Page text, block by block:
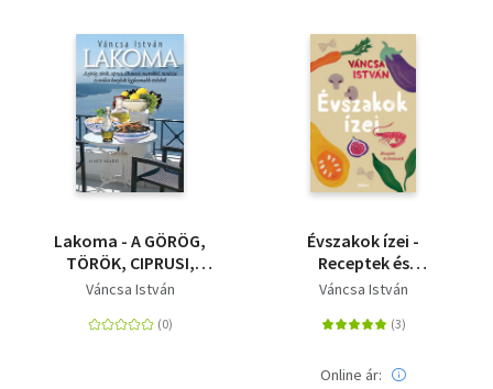
Lakoma - A GÖRÖG,
TÖRÖK, CIPRUSI,
LIBANONI, MAROKKÓI,
KONYHÁK
Váncsa István
Évszakok ízei -
Receptek és
történetek
Váncsa István
Online ár: